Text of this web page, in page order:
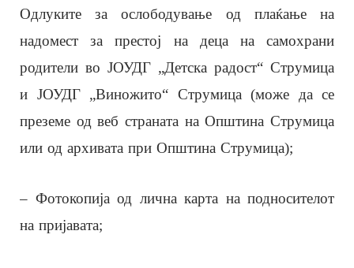
Одлуките за ослободување од плаќање на
надомест за престој на деца на самохрани
родители во ЈОУДГ „Детска радост“ Струмица
и ЈОУДГ „Виножито“ Струмица (може да се
преземе од веб страната на Општина Струмица
или од архивата при Општина Струмица);
– Фотокопија од лична карта на подносителот
на пријавата;